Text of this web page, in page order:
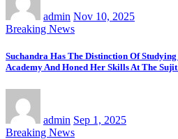
admin Nov 10, 2025
Breaking News
Suchandra Has The Distinction Of
Academy And Honed Her Skills At The
admin Sep 1, 2025
Breaking News